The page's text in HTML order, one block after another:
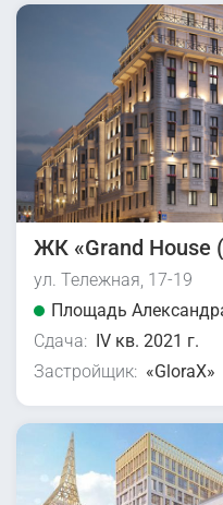
ЖК «Grand House
ул. Тележная, 17-19
Площадь
Сдача: IV кв. 2021 г.
Застройщик: «GloraX»